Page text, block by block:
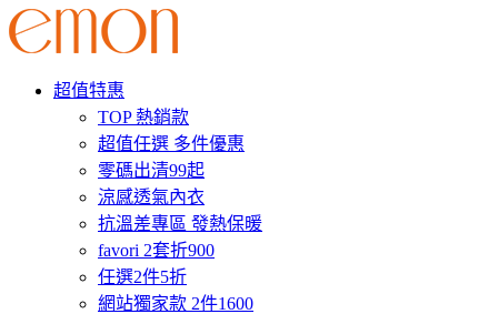
超值特惠
TOP 熱銷款
超值任選 多件優惠
零碼出清99起
涼感透氣內衣
抗溫差專區 發熱保暖
favori 2套折900
任選2件5折
網站獨家款 2件1600